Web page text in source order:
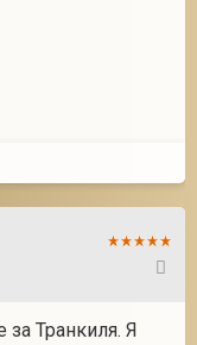
за Транкиля. Я